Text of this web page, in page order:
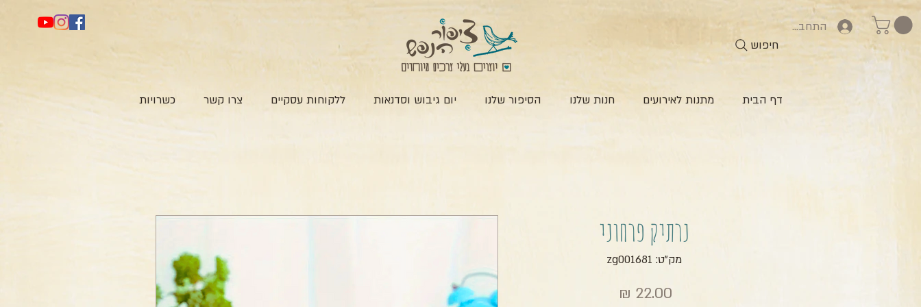
התחברות
חיפוש
דף הבית מתנות לאירועים חנות שלנו הסיפור שלנו יום גיבוש וסדנאות ללקוחות עסקיים צרו קשר כשרויות
נרתיק פרחוני
מק"ט: zg001681